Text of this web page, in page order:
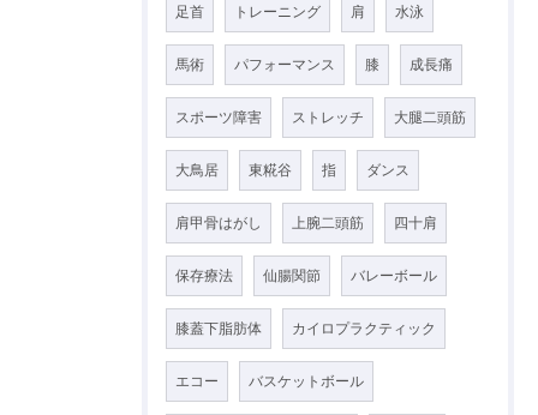
足首 トレーニング 肩 水泳
馬術 パフォーマンス 膝 成長痛
スポーツ障害 ストレッチ 大腿二頭筋
大鳥居 東糀谷 指 ダンス
肩甲骨はがし 上腕二頭筋 四十肩
保存療法 仙腸関節 バレーボール
膝蓋下脂肪体 カイロプラクティック
エコー バスケットボール